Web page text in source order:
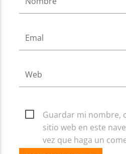
Guardar mi nombre,
sitio web en este
vez que haga un